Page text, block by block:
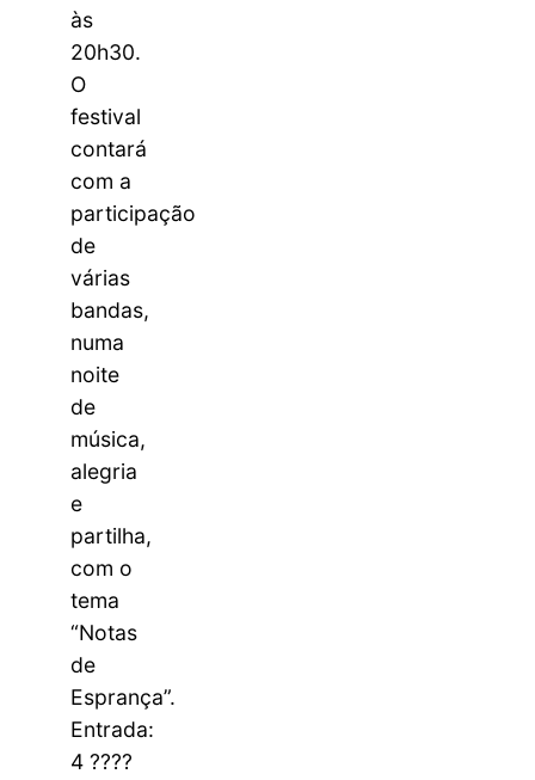
às
20h30.
O
festival
contará
com a
participação
de
várias
bandas,
numa
noite
de
música,
alegria
e
partilha,
com o
tema
“Notas
de
Esprança”.
Entrada:
4 ????